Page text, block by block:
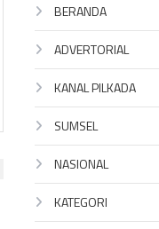
BERANDA
ADVERTORIAL
KANAL PILKADA
SUMSEL
NASIONAL
KATEGORI